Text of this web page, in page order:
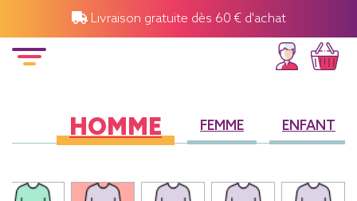
Livraison gratuite dès 60 € d'achat
HOMME FEMME ENFANT